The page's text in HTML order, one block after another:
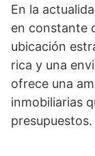
En la
en constante
ubicación
rica y una
ofrece una
inmobiliarias
presupuestos.